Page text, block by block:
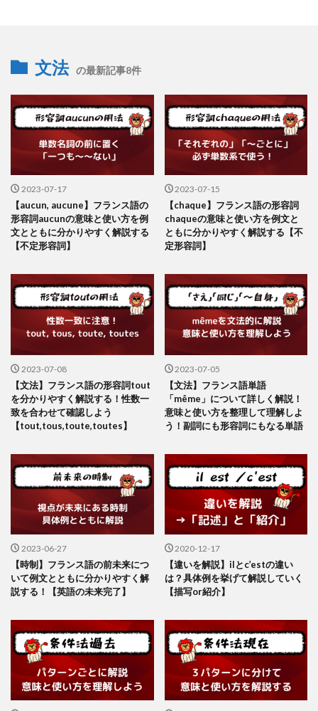
文法 の最新記事8件
2023-07-17
【aucun, aucune】フランス語の
形容詞aucunの意味と使い方を例
文とともに分かりやすく解説する
【不定形容詞】
2023-07-15
【chaque】フランス語の形容詞
chaqueの意味と使い方を例文と
ともに分かりやすく解説する【不
定形容詞】
2023-07-08
【文法】フランス語の形容詞tout
を分かりやすく解説する！性数一
致を合わせて確認しよう
【tout,tous,toute,toutes】
2023-07-05
【文法】フランス語単語
「même」について詳しく解説！
意味と使い方を整理して理解しよ
う！副詞にも形容詞にもなる単語
2023-06-27
【時制】フランス語の前未来につ
いて例文とともに分かりやすく解
説する！【英語の未来完了】
2020-12-17
【違いを解説】ilとc’estの違い
は？具体例を挙げて解説していく
【描写or紹介】